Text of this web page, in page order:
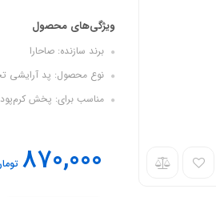
ویژگی‌های محصول
برند سازنده: صاحارا
نوع محصول: پد آرایشی
مناسب برای: پخش کرم‌پودر
870,000